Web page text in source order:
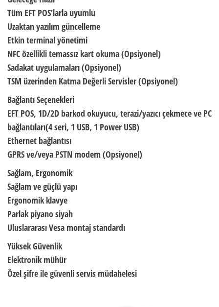
Tüm EFT POS’larla uyumlu
Uzaktan yazılım güncelleme
Etkin terminal yönetimi
NFC özellikli temassız kart okuma (Opsiyonel)
Sadakat uygulamaları (Opsiyonel)
TSM üzerinden Katma Değerli Servisler (Opsiyonel)
Bağlantı Seçenekleri
EFT POS, 1D/2D barkod okuyucu, terazi/yazıcı çekmece ve PC
bağlantıları(4 seri, 1 USB, 1 Power USB)
Ethernet bağlantısı
GPRS ve/veya PSTN modem (Opsiyonel)
Sağlam, Ergonomik
Sağlam ve güçlü yapı
Ergonomik klavye
Parlak piyano siyah
Uluslararası Vesa montaj standardı
Yüksek Güvenlik
Elektronik mühür
Özel şifre ile güvenli servis müdahelesi